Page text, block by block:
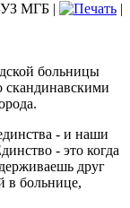
МГБ |
|
больницы
- и наши
- это когда
друг
в больнице,